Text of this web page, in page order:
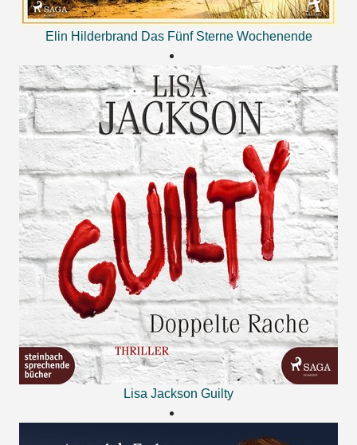
Elin Hilderbrand Das Fünf Sterne Wochenende
Lisa Jackson Guilty